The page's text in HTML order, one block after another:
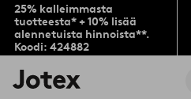
25% kalleimmasta
tuotteesta* + 10% lisää
alennetuista hinnoista**.
Koodi: 424882
Jotex-
logo